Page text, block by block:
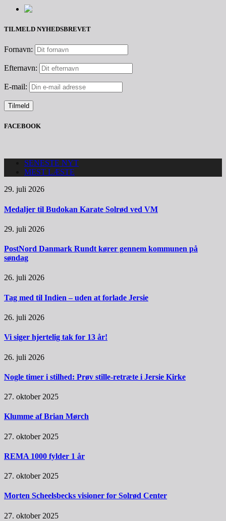
TILMELD NYHEDSBREVET
Fornavn:
Efternavn:
E-mail:
FACEBOOK
SENESTE NYT
MEST LÆSTE
29. juli 2026
Medaljer til Budokan Karate Solrød ved VM
29. juli 2026
PostNord Danmark Rundt kører gennem kommunen på
søndag
26. juli 2026
Tag med til Indien – uden at forlade Jersie
26. juli 2026
Vi siger hjertelig tak for 13 år!
26. juli 2026
Nogle timer i stilhed: Prøv stille-retræte i Jersie Kirke
27. oktober 2025
Klumme af Brian Mørch
27. oktober 2025
REMA 1000 fylder 1 år
27. oktober 2025
Morten Scheelsbecks visioner for Solrød Center
27. oktober 2025